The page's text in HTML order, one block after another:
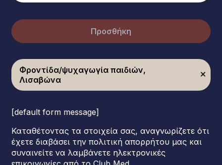
Προσθήκη
Φροντίδα/ψυχαγωγία παιδιών,
Λισαβώνα
[default form message]
Καταθέτοντας τα στοιχεία σας, αναγνωρίζετε ότι
έχετε διαβάσει την πολιτική απορρήτου μας και
συναινείτε να λαμβάνετε ηλεκτρονικές